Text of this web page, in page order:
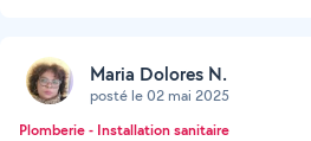
Maria Dolores N.
posté le 02 mai 2025
Plomberie - Installation sanitaire